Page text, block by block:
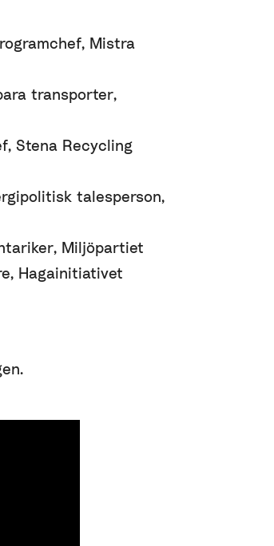
Mistra
transporter,
Stena Recycling
talesperson,
Miljöpartiet
Hagainitiativet